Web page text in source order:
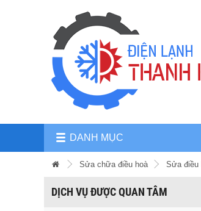
DANH MỤC
Sửa chữa điều hoà Sửa điều
DỊCH VỤ ĐƯỢC QUAN TÂM